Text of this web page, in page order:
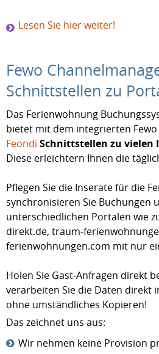
Lesen Sie hier weiter!
Fewo
Schnittstellen zu
Das Ferienwohnung
bietet mit dem integrierten Fewo
Feondi Schnittstellen zu
Diese erleichtern Ihnen die
Pflegen Sie die Inserate für die
synchronisieren Sie Buchungen
unterschiedlichen Portalen wie
direkt.de, traum-
ferienwohnungen.com mit nur
Holen Sie Gast-Anfragen direkt
verarbeiten Sie die Daten direkt
ohne umständliches Kopieren!
Das zeichnet uns aus:
Wir nehmen keine Provision